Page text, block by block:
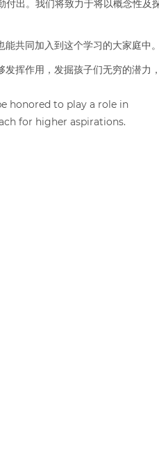
付出。我们将致力于将以概念性及
共同加入到这个学习的大家庭中。
挥作用，发掘孩子们无穷的潜力，
honored to play a role in
for higher aspirations.